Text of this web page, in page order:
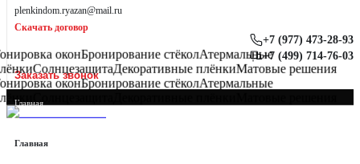
plenkindom.ryazan@mail.ru
Скачать договор
+7 (977) 473-28-93
+7 (499) 714-76-03
Заказать звонок
Главная
оконБронирование стёколАтермальные
СолнцезащитаДекоративные плёнкиМатовые решения
оконБронирование стёколАтермальные
Главная